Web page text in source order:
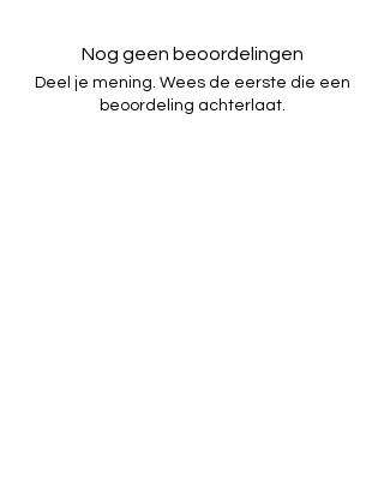
Nog geen beoordelingen
Deel je mening. Wees de eerste die een
beoordeling achterlaat.